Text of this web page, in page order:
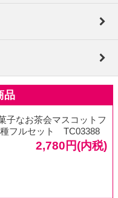
子なお茶会マスコットフ
フルセット TC03388
2,780円(内税)